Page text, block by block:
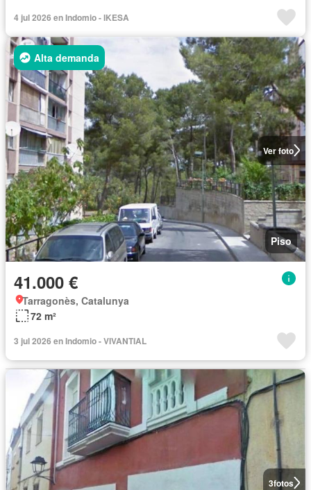
4 jul 2026 en Indomio - IKESA
Ver foto
Alta demanda
Piso
41.000 €
Tarragonès, Catalunya
72 m²
3 jul 2026 en Indomio - VIVANTIAL
3fotos